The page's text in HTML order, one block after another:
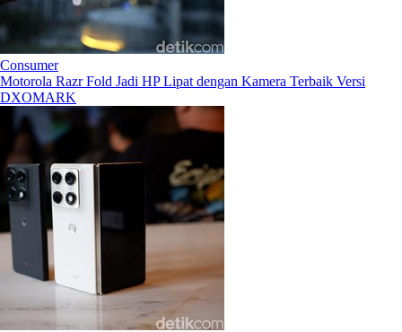
Consumer
Motorola Razr Fold Jadi HP Lipat dengan Kamera Terbaik Versi
DXOMARK